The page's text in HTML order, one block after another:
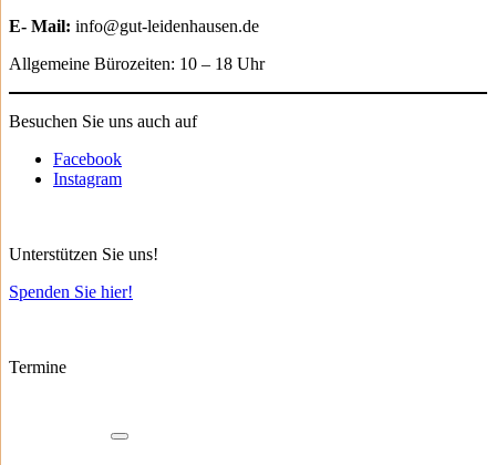
E- Mail: info@gut-leidenhausen.de
Allgemeine Bürozeiten: 10 – 18 Uhr
Besuchen Sie uns auch auf
Facebook
Instagram
Unterstützen Sie uns!
Spenden Sie hier!
Termine